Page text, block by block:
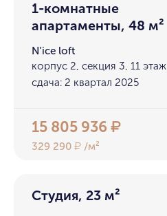
1-комнатные
апартаменты, 48 м²
N’ice loft
корпус 2, секция 3, 11 этаж
сдача: 2 квартал 2025
15 805 936₽
329 290₽ /м²
Студия, 23 м²